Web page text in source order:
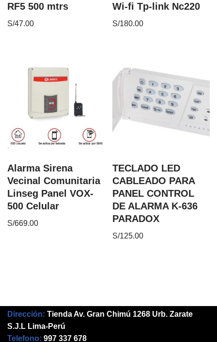
RF5 500 mtrs
S/47.00
Wi-fi Tp-link Nc220
S/180.00
Alarma Sirena
Vecinal Comunitaria
Linseg Panel VOX-
500 Celular
S/669.00
TECLADO LED
CABLEADO PARA
PANEL CONTROL
DE ALARMA K-636
PARADOX
S/125.00
Dirección: Tienda Av. Gran Chimú 1268 Urb. Zarate
S.J.L Lima-Perú
Telefono: 997 337 678